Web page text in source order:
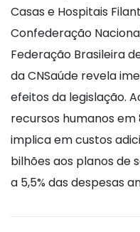
Casas e Hospitais
Confederação
Federação Brasileira
da CNSaúde revela
efeitos da legislação.
recursos humanos em
implica em custos
bilhões aos planos de
a 5,5% das despesas